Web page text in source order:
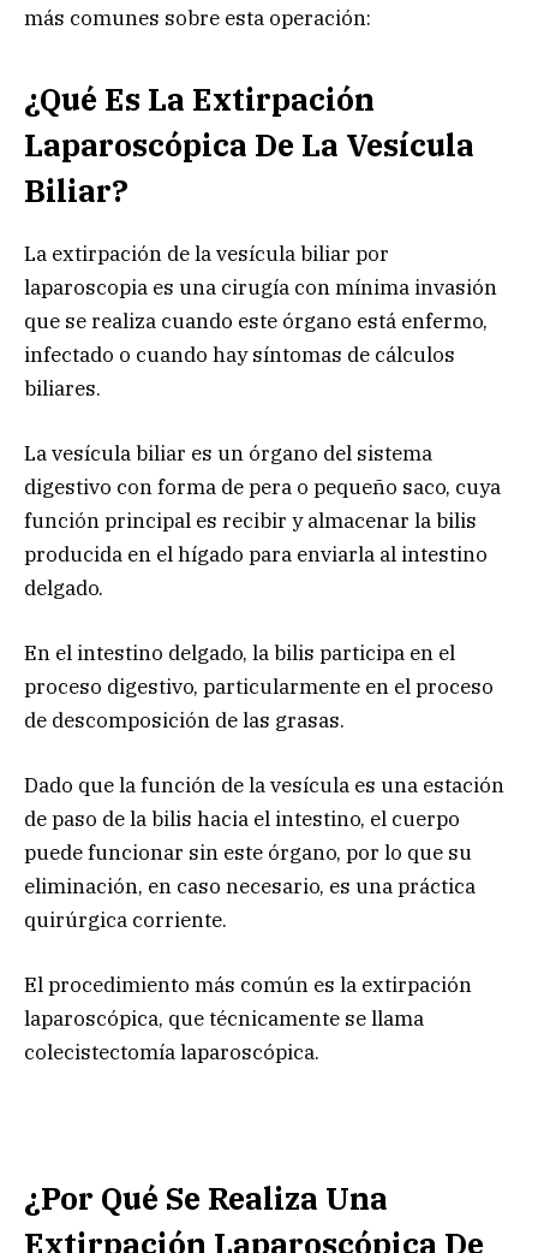
más comunes sobre esta operación:
¿Qué Es La Extirpación
Laparoscópica De La Vesícula
Biliar?
La extirpación de la vesícula biliar por
laparoscopia es una cirugía con mínima invasión
que se realiza cuando este órgano está enfermo,
infectado o cuando hay síntomas de cálculos
biliares.
La vesícula biliar es un órgano del sistema
digestivo con forma de pera o pequeño saco, cuya
función principal es recibir y almacenar la bilis
producida en el hígado para enviarla al intestino
delgado.
En el intestino delgado, la bilis participa en el
proceso digestivo, particularmente en el proceso
de descomposición de las grasas.
Dado que la función de la vesícula es una estación
de paso de la bilis hacia el intestino, el cuerpo
puede funcionar sin este órgano, por lo que su
eliminación, en caso necesario, es una práctica
quirúrgica corriente.
El procedimiento más común es la extirpación
laparoscópica, que técnicamente se llama
colecistectomía laparoscópica.
¿Por Qué Se Realiza Una
Extirpación Laparoscópica De